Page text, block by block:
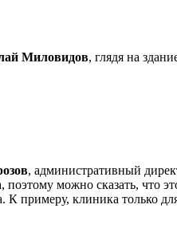
Миловидов, глядя на
, административный
можно сказать, что
К примеру, клиника только